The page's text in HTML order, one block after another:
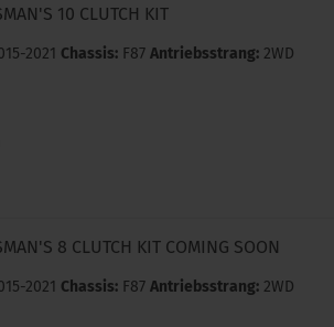
10 CLUTCH KIT
2021 Chassis: F87 Antriebsstrang: 2WD
8 CLUTCH KIT COMING SOON
2021 Chassis: F87 Antriebsstrang: 2WD